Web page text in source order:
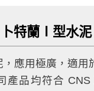
卜特蘭Ⅰ型水泥
應用極廣，適用
產品均符合 CNS